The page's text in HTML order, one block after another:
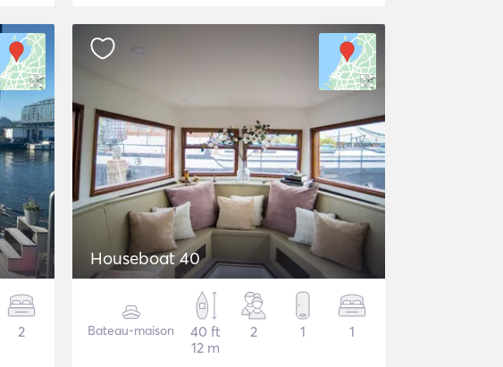
2
Houseboat 40
Bateau-maison
40 ft
12 m
2 1 1